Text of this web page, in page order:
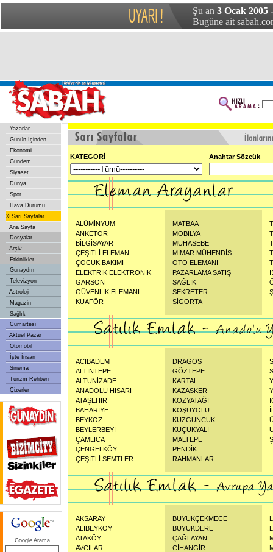
Şu an 3 Ocak 2005
Bugüne ait
Yazarlar
Günün İçinden
Ekonomi
Gündem
Siyaset
Dünya
Spor
Hava Durumu
» Sarı Sayfalar
Ana Sayfa
Dosyalar
Arşiv
Etkinlikler
Günaydın
Televizyon
Astroloji
Magazin
Sağlık
Cumartesi
Aktüel Pazar
Otomobil
İşte İnsan
Sinema
Turizm Rehberi
Çizerler
Google Arama
KATEGORİ Anahtar Sözcük
ALÜMİNYUM
ANKETÖR
BİLGİSAYAR
ÇEŞİTLİ ELEMAN
ÇOCUK BAKIMI
ELEKTRİK ELEKTRONİK
GARSON
GÜVENLİK ELEMANI
KUAFÖR
MATBAA
MOBİLYA
MUHASEBE
MİMAR MÜHENDİS
OTO ELEMANI
PAZARLAMA SATIŞ
SAĞLIK
SEKRETER
SİGORTA
ACIBADEM
ALTINTEPE
ALTUNİZADE
ANADOLU HİSARI
ATAŞEHİR
BAHARİYE
BEYKOZ
BEYLERBEYİ
ÇAMLICA
ÇENGELKÖY
ÇEŞİTLİ SEMTLER
DRAGOS
GÖZTEPE
KARTAL
KAZASKER
KOZYATAĞI
KOŞUYOLU
KUZGUNCUK
KÜÇÜKYALI
MALTEPE
PENDİK
RAHMANLAR
AKSARAY
ALİBEYKÖY
ATAKÖY
AVCILAR
BÜYÜKÇEKMECE
BÜYÜKDERE
ÇAĞLAYAN
CİHANGİR